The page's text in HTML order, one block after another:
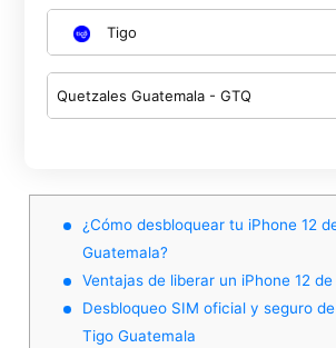
Tigo
Quetzales Guatemala - GTQ
¿Cómo desbloquear tu iPhone 12
Guatemala?
Ventajas de liberar un iPhone 12
Desbloqueo SIM oficial y seguro
Tigo Guatemala